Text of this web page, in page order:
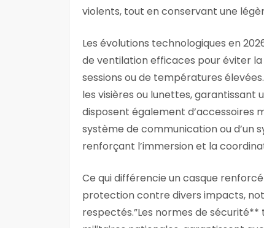
violents, tout en conservant une
Les évolutions technologiques en
de ventilation efficaces pour éviter
sessions ou de températures
les visières ou lunettes, garantissant
disposent également d’accessoires
système de communication ou d’un
renforçant l’immersion et la
Ce qui différencie un casque
protection contre divers impacts,
respectés.”Les normes de